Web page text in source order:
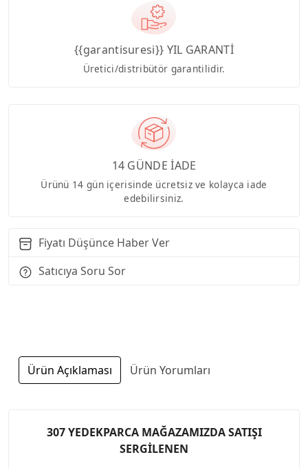
{{garantisuresi}} YIL GARANTİ
Üretici/distribütör garantilidir.
14 GÜNDE İADE
Ürünü 14 gün içerisinde ücretsiz ve kolayca iade
edebilirsiniz.
Fiyatı Düşünce Haber Ver
Satıcıya Soru Sor
Ürün Açıklaması Ürün Yorumları
307 YEDEKPARCA MAĞAZAMIZDA SATIŞI
SERGİLENEN